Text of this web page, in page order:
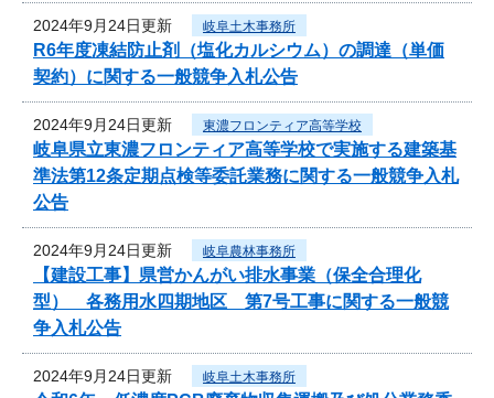
2024年9月24日更新 岐阜土木事務所
R6年度凍結防止剤（塩化カルシウム）の調達（単価
契約）に関する一般競争入札公告
2024年9月24日更新 東濃フロンティア高等学校
岐阜県立東濃フロンティア高等学校で実施する建築基
準法第12条定期点検等委託業務に関する一般競争入札
公告
2024年9月24日更新 岐阜農林事務所
【建設工事】県営かんがい排水事業（保全合理化
型） 各務用水四期地区 第7号工事に関する一般競
争入札公告
2024年9月24日更新 岐阜土木事務所